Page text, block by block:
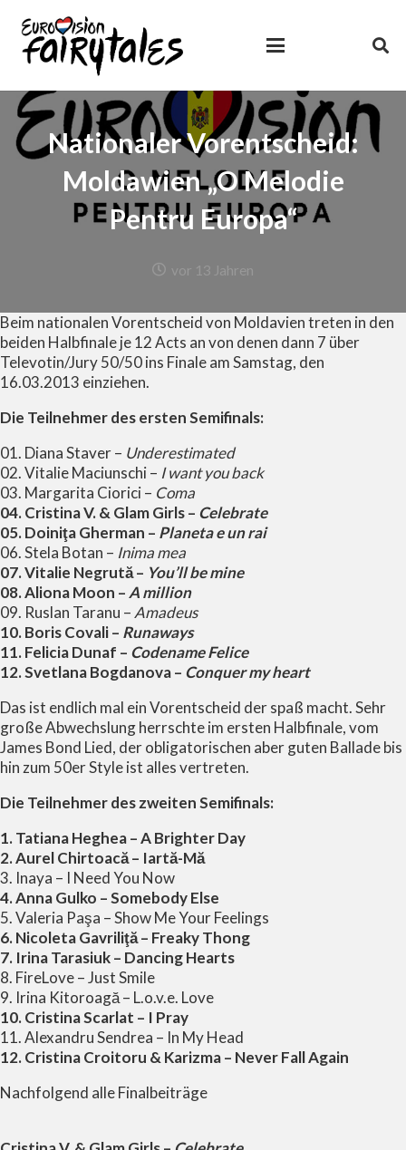
Nationaler Vorentscheid:
Moldawien „O Melodie
Pentru Europa“
vor 13 Jahren
Beim nationalen Vorentscheid von Moldavien treten in den
beiden Halbfinale je 12 Acts an von denen dann 7 über
Televotin/Jury 50/50 ins Finale am Samstag, den
16.03.2013 einziehen.
Die Teilnehmer des ersten Semifinals:
01. Diana Staver – Underestimated
02. Vitalie Maciunschi – I want you back
03. Margarita Ciorici – Coma
04. Cristina V. & Glam Girls – Celebrate
05. Doiniţa Gherman – Planeta e un rai
06. Stela Botan – Inima mea
07. Vitalie Negrută – You’ll be mine
08. Aliona Moon – A million
09. Ruslan Taranu – Amadeus
10. Boris Covali – Runaways
11. Felicia Dunaf – Codename Felice
12. Svetlana Bogdanova – Conquer my heart
Das ist endlich mal ein Vorentscheid der spaß macht. Sehr
große Abwechslung herrschte im ersten Halbfinale, vom
James Bond Lied, der obligatorischen aber guten Ballade bis
hin zum 50er Style ist alles vertreten.
Die Teilnehmer des zweiten Semifinals:
1. Tatiana Heghea – A Brighter Day
2. Aurel Chirtoacă – Iartă-Mă
3. Inaya – I Need You Now
4. Anna Gulko – Somebody Else
5. Valeria Paşa – Show Me Your Feelings
6. Nicoleta Gavriliţă – Freaky Thong
7. Irina Tarasiuk – Dancing Hearts
8. FireLove – Just Smile
9. Irina Kitoroagă – L.o.v.e. Love
10. Cristina Scarlat – I Pray
11. Alexandru Sendrea – In My Head
12. Cristina Croitoru & Karizma – Never Fall Again
Nachfolgend alle Finalbeiträge